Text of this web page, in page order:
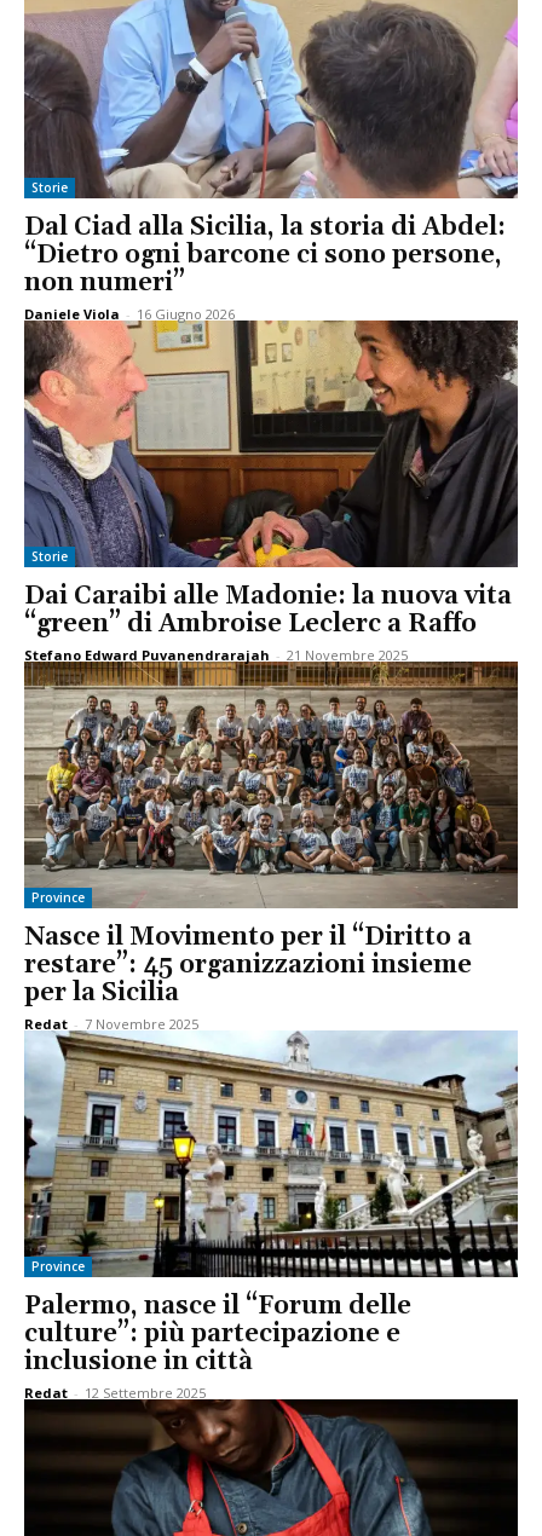
Storie
Dal Ciad alla Sicilia, la storia di Abdel:
“Dietro ogni barcone ci sono persone,
non numeri”
Daniele Viola - 16 Giugno 2026
Storie
Dai Caraibi alle Madonie: la nuova vita
“green” di Ambroise Leclerc a Raffo
Stefano Edward Puvanendrarajah - 21 Novembre 2025
Province
Nasce il Movimento per il “Diritto a
restare”: 45 organizzazioni insieme
per la Sicilia
Redat - 7 Novembre 2025
Province
Palermo, nasce il “Forum delle
culture”: più partecipazione e
inclusione in città
Redat - 12 Settembre 2025